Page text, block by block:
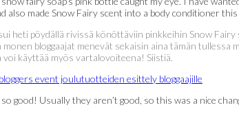
also made Snow Fairy scent into a body conditioner
heti pöydällä rivissä könöttäviin pinkkeihin Snow
bloggaajat menevät sekaisin aina tämän
käyttää myös vartalovoiteena! Siistiä.
good! Usually they aren’t good, so this was a nice